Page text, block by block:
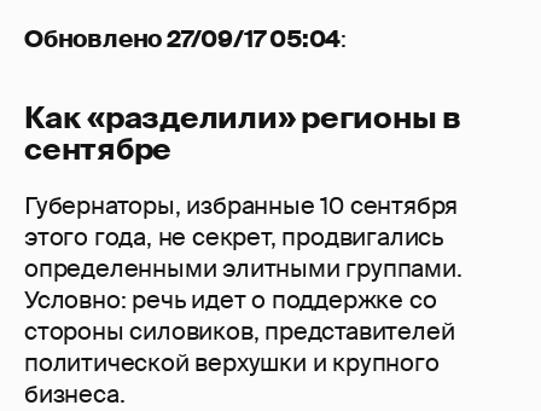
Обновлено 27/09/17 05:04:
Как «разделили» регионы в
сентябре
Губернаторы, избранные 10 сентября
этого года, не секрет, продвигались
определенными элитными группами.
Условно: речь идет о поддержке со
стороны силовиков, представителей
политической верхушки и крупного
бизнеса.